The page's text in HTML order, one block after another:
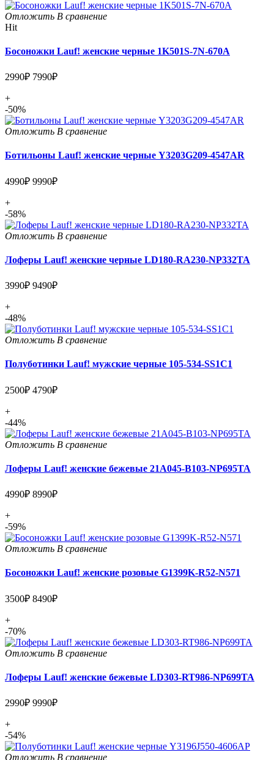
Отложить В сравнение
Hit
Босоножки Lauf! женские черные 1K501S-7N-670A
2990₽ 7990₽
+
-50%
Отложить В сравнение
Ботильоны Lauf! женские черные Y3203G209-4547AR
4990₽ 9990₽
+
-58%
Отложить В сравнение
Лоферы Lauf! женские черные LD180-RA230-NP332TA
3990₽ 9490₽
+
-48%
Отложить В сравнение
Полуботинки Lauf! мужские черные 105-534-SS1С1
2500₽ 4790₽
+
-44%
Отложить В сравнение
Лоферы Lauf! женские бежевые 21A045-B103-NP695TA
4990₽ 8990₽
+
-59%
Отложить В сравнение
Босоножки Lauf! женские розовые G1399K-R52-N571
3500₽ 8490₽
+
-70%
Отложить В сравнение
Лоферы Lauf! женские бежевые LD303-RT986-NP699TA
2990₽ 9990₽
+
-54%
Отложить В сравнение